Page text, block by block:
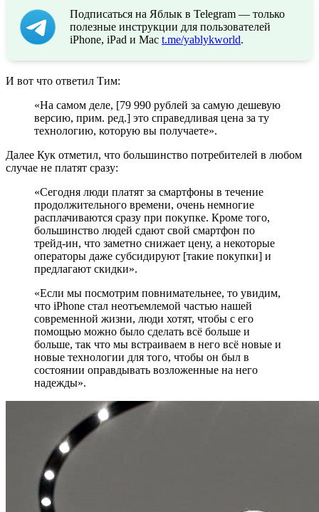
Подписаться на Яблык в Telegram — только
полезные инструкции для пользователей
iPhone, iPad и Mac t.me/yablykworld.
И вот что ответил Тим:
«На самом деле, [79 990 рублей за самую дешевую
версию, прим. ред.] это справедливая цена за ту
технологию, которую вы получаете».
Далее Кук отметил, что большинство потребителей в любом
случае не платят сразу:
«Сегодня люди платят за смартфоны в течение
продолжительного времени, очень немногие
расплачиваются сразу при покупке. Кроме того,
большинство людей сдают свой смартфон по
трейд-ин, что заметно снижает цену, а некоторые
операторы даже субсидируют [такие покупки] и
предлагают скидки».
«Если мы посмотрим повнимательнее, то увидим,
что iPhone стал неотъемлемой частью нашей
современной жизни, люди хотят, чтобы с его
помощью можно было сделать всё больше и
больше, так что мы встраиваем в него всё новые и
новые технологии для того, чтобы он был в
состоянии оправдывать возложенные на него
надежды».